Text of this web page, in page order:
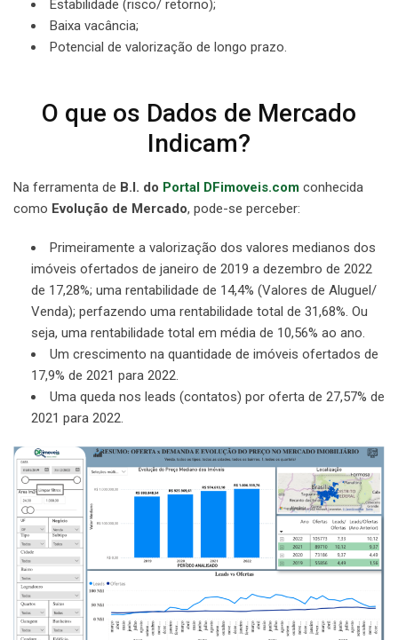
Estabilidade (risco/ retorno);
Baixa vacância;
Potencial de valorização de longo prazo.
O que os Dados de Mercado
Indicam?
Na ferramenta de B.I. do Portal DFimoveis.com conhecida
como Evolução de Mercado, pode-se perceber:
Primeiramente a valorização dos valores medianos dos
imóveis ofertados de janeiro de 2019 a dezembro de 2022
de 17,28%; uma rentabilidade de 14,4% (Valores de Aluguel/
Venda); perfazendo uma rentabilidade total de 31,68%. Ou
seja, uma rentabilidade total em média de 10,56% ao ano.
Um crescimento na quantidade de imóveis ofertados de
17,9% de 2021 para 2022.
Uma queda nos leads (contatos) por oferta de 27,57% de
2021 para 2022.